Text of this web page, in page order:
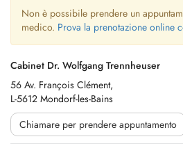
Non è possibile prendere un
medico. Prova la prenotazione online
Cabinet Dr. Wolfgang Trennheuser
56 Av. François Clément,
L-5612 Mondorf-les-Bains
Chiamare per prendere appuntamento